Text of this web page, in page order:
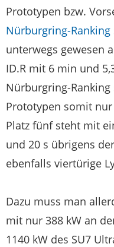
Prototypen bzw.
Nürburgring-Ranking
unterwegs gewesen
ID.R mit 6 min und
Nürburgring-
Prototypen somit
Platz fünf steht mit
und 20 s übrigens
ebenfalls viertürige
Dazu muss man
mit nur 388 kW an
1140 kW des SU7